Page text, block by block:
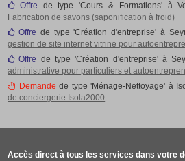
Offre de type 'Cours & Formations' à
Fabrication de savons (saponification à froid)
Offre de type 'Création d'entreprise' à
gestion de site internet vitrine pour
Offre de type 'Création d'entreprise' à
administrative pour particuliers et
Demande de type 'Ménage-Nettoyage' à
de conciergerie Isola2000
Accès direct à tous les services dans votre